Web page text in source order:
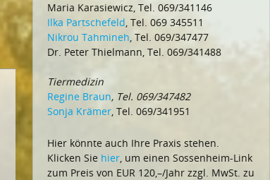
Maria Karasiewicz, Tel. 069/341146
Ilka Partschefeld, Tel. 069 345511
Nikrou Tahmineh, Tel. 069/347477
Dr. Peter Thielmann, Tel. 069/341488
Tiermedizin
Regine Braun, Tel. 069/347482
Sonja Krämer, Tel. 069/341951
Hier könnte auch Ihre Praxis stehen.
Klicken Sie hier, um einen Sossenheim-Link
zum Preis von EUR 120,–/Jahr zzgl. MwSt. zu